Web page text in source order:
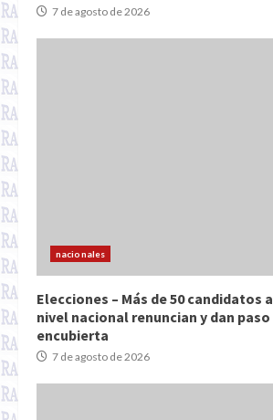
7 de agosto de 2026
nacionales
Elecciones – Más de 50 candidatos
nivel nacional renuncian y dan
encubierta
7 de agosto de 2026